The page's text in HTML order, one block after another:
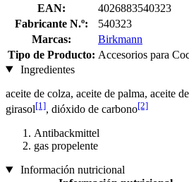
EAN:
4026883540323
Fabricante N.º:
540323
Marcas:
Birkmann
Tipo de Producto: Accesorios para
Ingredientes
aceite de colza, aceite de palma, aceite
girasol[1], dióxido de carbono[2]
Antibackmittel
gas propelente
Información nutricional